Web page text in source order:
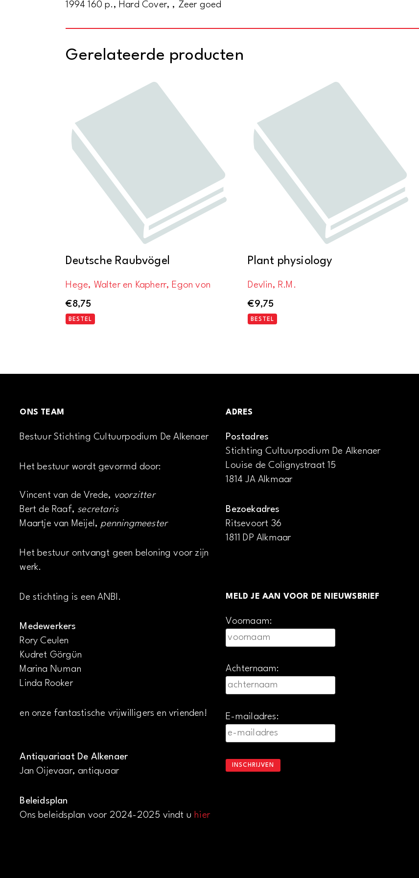
1994 160 p., Hard Cover, , Zeer goed
Gerelateerde producten
Deutsche Raubvögel
Hege, Walter en Kapherr, Egon von
€8,75
BESTEL
Plant physiology
Devlin, R.M.
€9,75
BESTEL
ONS TEAM
Bestuur Stichting Cultuurpodium De Alkenaer
Het bestuur wordt gevormd door:
Vincent van de Vrede, voorzitter
Bert de Raaf, secretaris
Maartje van Meijel, penningmeester
Het bestuur ontvangt geen beloning voor zijn
werk.
De stichting is een ANBI.
Medewerkers
Rory Ceulen
Kudret Görgün
Marina Numan
Linda Rooker
en onze fantastische vrijwilligers en vrienden!
Antiquariaat De Alkenaer
Jan Oijevaar, antiquaar
Beleidsplan
Ons beleidsplan voor 2024-2025 vindt u hier
ADRES
Postadres
Stichting Cultuurpodium De Alkenaer
Louise de Colignystraat 15
1814 JA Alkmaar
Bezoekadres
Ritsevoort 36
1811 DP Alkmaar
MELD JE AAN VOOR DE NIEUWSBRIEF
Voornaam:
Achternaam:
E-mailadres: